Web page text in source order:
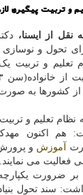
تربیت پیگیری
نقل از ایسنا،
تحول و نوسازی
تعلیم و تربیت
کشورها به
نظام تعلیم و
هم اکنون
آموزش و
فعالیت می نمایند.
بر ضرورت
داشت: سند تحول